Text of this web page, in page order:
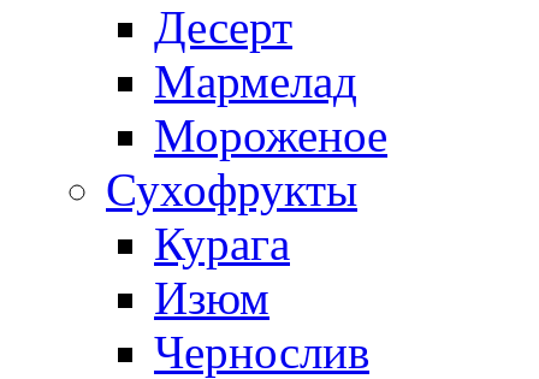
Десерт
Мармелад
Мороженое
Сухофрукты
Курага
Изюм
Чернослив